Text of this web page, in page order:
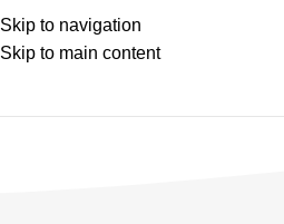
Skip to navigation
Skip to main content